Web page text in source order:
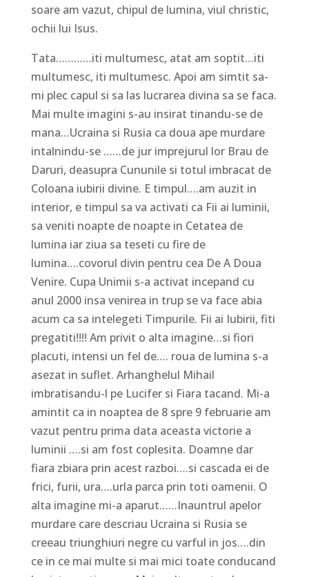
soare am vazut, chipul de lumina, viul christic,
ochii lui Isus.
Tata…………iti multumesc, atat am soptit…iti
multumesc, iti multumesc. Apoi am simtit sa-
mi plec capul si sa las lucrarea divina sa se faca.
Mai multe imagini s-au insirat tinandu-se de
mana…Ucraina si Rusia ca doua ape murdare
intalnindu-se ……de jur imprejurul lor Brau de
Daruri, deasupra Cununile si totul imbracat de
Coloana iubirii divine. E timpul….am auzit in
interior, e timpul sa va activati ca Fii ai luminii,
sa veniti noapte de noapte in Cetatea de
lumina iar ziua sa teseti cu fire de
lumina….covorul divin pentru cea De A Doua
Venire. Cupa Unimii s-a activat incepand cu
anul 2000 insa venirea in trup se va face abia
acum ca sa intelegeti Timpurile. Fii ai Iubirii, fiti
pregatiti!!!! Am privit o alta imagine…si fiori
placuti, intensi un fel de…. roua de lumina s-a
asezat in suflet. Arhanghelul Mihail
imbratisandu-l pe Lucifer si Fiara tacand. Mi-a
amintit ca in noaptea de 8 spre 9 februarie am
vazut pentru prima data aceasta victorie a
luminii ….si am fost coplesita. Doamne dar
fiara zbiara prin acest razboi….si cascada ei de
frici, furii, ura….urla parca prin toti oamenii. O
alta imagine mi-a aparut……Inauntrul apelor
murdare care descriau Ucraina si Rusia se
creeau triunghiuri negre cu varful in jos….din
ce in ce mai multe si mai mici toate conducand